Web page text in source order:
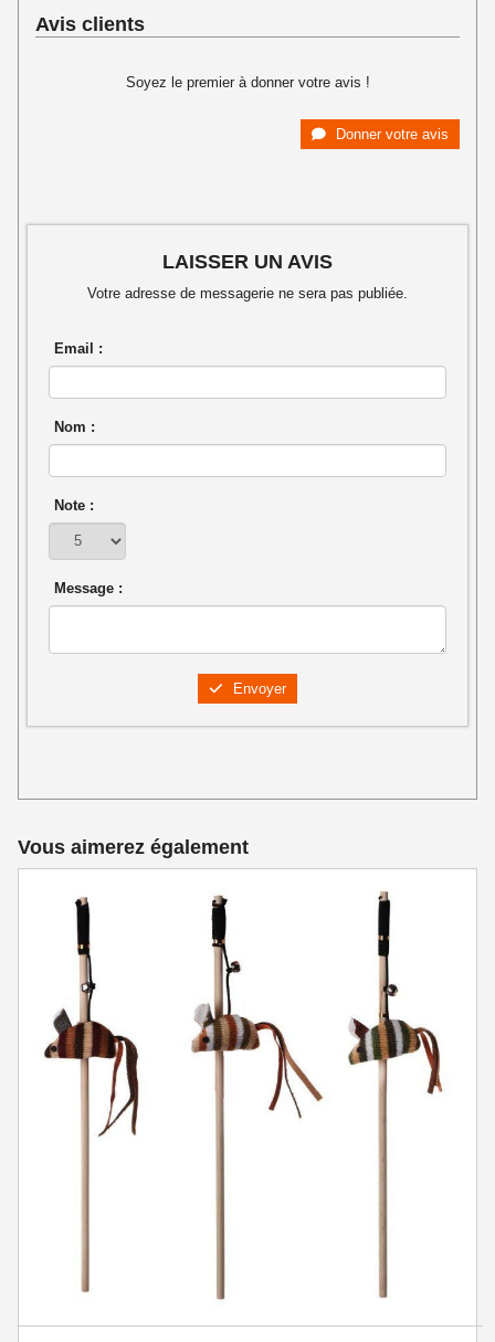
Avis clients
Soyez le premier à donner votre avis !
Donner votre avis
LAISSER UN AVIS
Votre adresse de messagerie ne sera pas publiée.
Email :
Nom :
Note :
Message :
Envoyer
Vous aimerez également